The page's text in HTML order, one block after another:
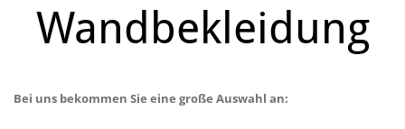
Beschichtungsstoffen für den
Innen- und Außenbereich
Wandbekleidung
Bei uns bekommen Sie eine große Auswahl an: